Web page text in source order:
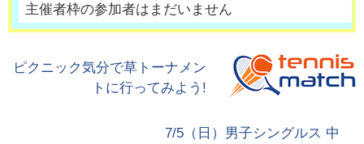
主催者枠の参加者はまだいません
ピクニック気分で草トーナメン
トに行ってみよう!
7/5（日）男子シングルス 中